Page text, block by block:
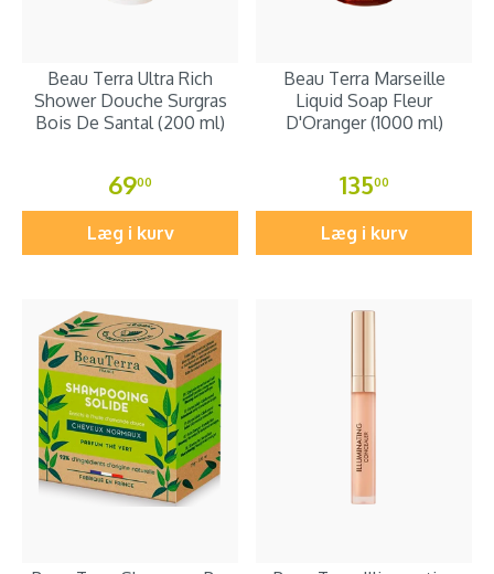
Beau Terra Ultra Rich
Shower Douche Surgras
Bois De Santal (200 ml)
6900
Læg i kurv
Beau Terra Marseille
Liquid Soap Fleur
D'Oranger (1000 ml)
13500
Læg i kurv